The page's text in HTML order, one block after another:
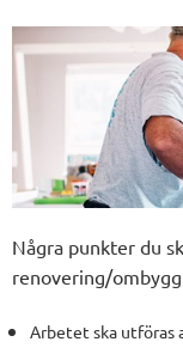
Några punkter du
renovering/
Arbetet ska utföras